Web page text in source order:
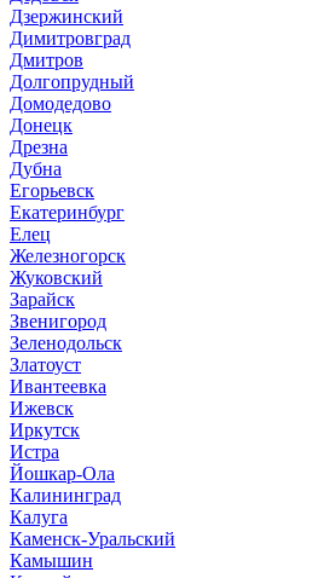
Дзержинский
Димитровград
Дмитров
Долгопрудный
Домодедово
Донецк
Дрезна
Дубна
Егорьевск
Екатеринбург
Елец
Железногорск
Жуковский
Зарайск
Звенигород
Зеленодольск
Златоуст
Ивантеевка
Ижевск
Иркутск
Истра
Йошкар-Ола
Калининград
Калуга
Каменск-Уральский
Камышин